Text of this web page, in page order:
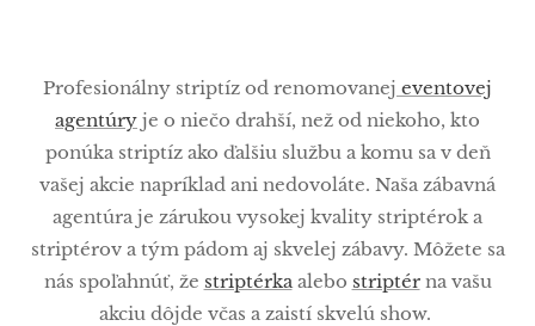
Profesionálny striptíz od renomovanej eventovej
agentúry je o niečo drahší, než od niekoho, kto
ponúka striptíz ako ďalšiu službu a komu sa v deň
vašej akcie napríklad ani nedovoláte. Naša zábavná
agentúra je zárukou vysokej kvality striptérok a
striptérov a tým pádom aj skvelej zábavy. Môžete sa
nás spoľahnúť, že striptérka alebo striptérna vašu
akciu dôjde včas a zaistí skvelú show.